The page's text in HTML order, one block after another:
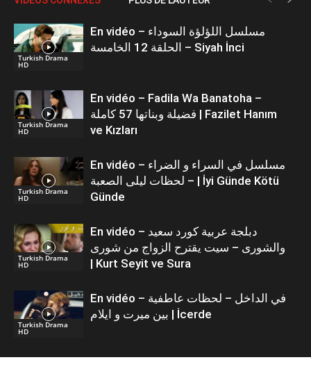
Turkish Drama
HD
En vidéo – مسلسل اللؤلؤة السوداء
الحلقة 12 الخامسة – Siyah İnci
Turkish Drama
HD
En vidéo – Fadila Wa Banatoha –
فضيلة وبناتها 57 كاملة | Fazilet Hanım
ve Kızları
Turkish Drama
HD
En vidéo – مسلسل في السراء و الضراء
– لحظات ليلى الصعبة | İyi Günde Kötü
Günde
Turkish Drama
HD
En vidéo – دبلجة عربية كورد سعيد
والشورى – سيت يقترح الزواج من شورى
| Kurt Seyit ve Sura
Turkish Drama
HD
En vidéo – في الداخل – لحظات عاطفية
بين ميرت و ايلام | İcerde